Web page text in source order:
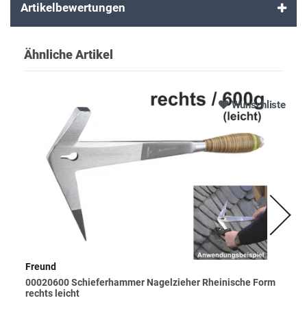
Artikelbewertungen
Ähnliche Artikel
Wunschliste
Freund
00020600 Schieferhammer Nagelzieher Rheinische Form
rechts leicht